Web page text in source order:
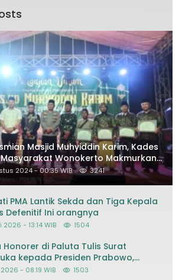
Masjid Muhyiddin Karim, Kades
Wonokerto Makmurkan
2024 - 00:35 WIB 3241
PMA Lantik Sekda dan Tiga Kepala
Defenitif Ini orangnya
2026 - 13:14 WIB 1504
Honorer di Paluta Tulis Surat
kepada Presiden Prabowo,
Keadilan atas Dugaan
2026 - 08:19 WIB 1503